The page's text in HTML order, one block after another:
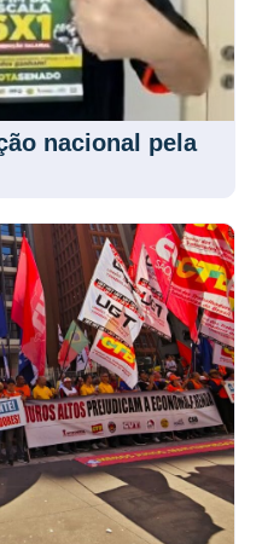
nacional pela